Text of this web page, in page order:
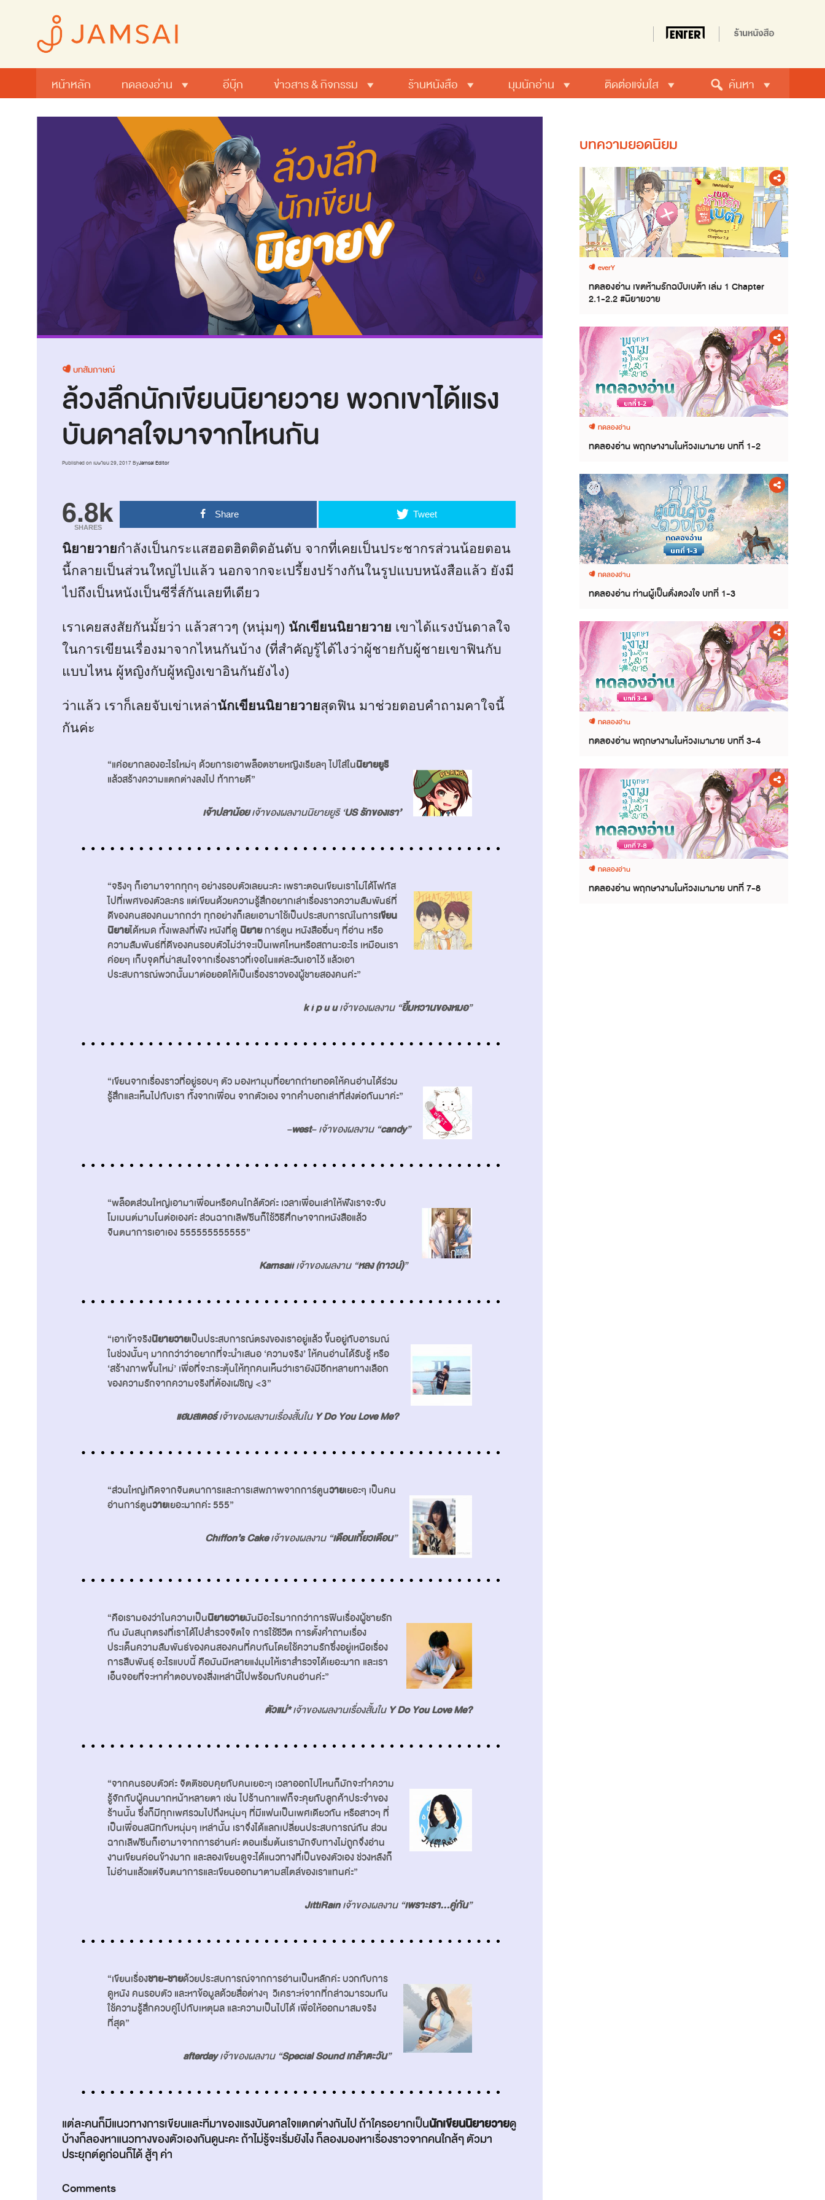
หน้าหลัก ทดลองอ่าน อีบุ๊ก ข่าวสาร & กิจกรรม ร้านหนังสือ มุมนักอ่าน ติดต่อแจ่มใส ค้นหา
บทสัมภาษณ์
ล้วงลึกนักเขียนนิยายวาย พวกเขาได้แรง
บันดาลใจมาจากไหนกัน
Published on เมษายน 29, 2017ByJamsai Editor
6.8k
SHARES
Share Tweet
นิยายวายกำลังเป็นกระแสฮอตฮิตติดอันดับ จากที่เคยเป็นประชากรส่วนน้อยตอน
นี้กลายเป็นส่วนใหญ่ไปแล้ว นอกจากจะเปรี้ยงปร้างกันในรูปแบบหนังสือแล้ว ยังมี
ไปถึงเป็นหนังเป็นซีรี่ส์กันเลยทีเดียว
เราเคยสงสัยกันมั้ยว่า แล้วสาวๆ (หนุ่มๆ) นักเขียนนิยายวาย เขาได้แรงบันดาลใจ
ในการเขียนเรื่องมาจากไหนกันบ้าง (ที่สำคัญรู้ได้ไงว่าผู้ชายกับผู้ชายเขาฟินกับ
แบบไหน ผู้หญิงกับผู้หญิงเขาอินกันยังไง)
ว่าแล้ว เราก็เลยจับเข่าเหล่านักเขียนนิยายวายสุดฟิน มาช่วยตอบคำถามคาใจนี้
กันค่ะ
“แค่อยากลองอะไรใหม่ๆ ด้วยการเอาพล็อตชายหญิงเรียลๆ ไปใส่ในนิยายยูริ
แล้วสร้างความแตกต่างลงไป ท้าทายดี”
เจ้าปลาน้อยเจ้าของผลงานนิยายยูริ ‘US รักของเรา’
“จริงๆ ก็เอามาจากทุกๆ อย่างรอบตัวเลยนะคะ เพราะตอนเขียนเราไม่ได้โฟกัส
ไปที่เพศของตัวละคร แต่เขียนด้วยความรู้สึกอยากเล่าเรื่องราวความสัมพันธ์ที่
ดีของคนสองคนมากกว่า ทุกอย่างก็เลยเอามาใช้เป็นประสบการณ์ในการเขียน
นิยายได้หมด ทั้งเพลงที่ฟัง หนังที่ดูนิยายการ์ตูน หนังสืออื่นๆ ที่อ่าน หรือ
ความสัมพันธ์ที่ดีของคนรอบตัวไม่ว่าจะเป็นเพศไหนหรือสถานะอะไร เหมือนเรา
ค่อยๆ เก็บจุดที่น่าสนใจจากเรื่องราวที่เจอในแต่ละวันเอาไว้ แล้วเอา
ประสบการณ์พวกนั้นมาต่อยอดให้เป็นเรื่องราวของผู้ชายสองคนค่ะ”
k i p u uเจ้าของผลงาน “ยิ้มหวานของหมอ”
“เขียนจากเรื่องราวที่อยู่รอบๆ ตัว มองหามุมที่อยากถ่ายทอดให้คนอ่านได้ร่วม
รู้สึกและเห็นไปกับเรา ทั้งจากเพื่อน จากตัวเอง จากคำบอกเล่าที่ส่งต่อกันมาค่ะ”
–west– เจ้าของผลงาน “candy”
“พล็อตส่วนใหญ่เอามาเพื่อนหรือคนใกล้ตัวค่ะ เวลาเพื่อนเล่าให้ฟังเราจะจับ
โมเมนต์มามโนต่อเองค่ะ ส่วนฉากเลิฟซีนก็ใช้วิธีศึกษาจากหนังสือแล้ว
จินตนาการเอาเอง 555555555555”
Karnsaiiเจ้าของผลงาน “หลง (กาวน์)”
“เอาเข้าจริงนิยายวายเป็นประสบการณ์ตรงของเราอยู่แล้ว ขึ้นอยู่กับอารมณ์
ในช่วงนั้นๆ มากกว่าว่าอยากที่จะนำเสนอ ‘ความจริง’ ให้คนอ่านได้รับรู้ หรือ
‘สร้างภาพขึ้นใหม่’ เพื่อที่จะกระตุ้นให้ทุกคนเห็นว่าเรายังมีอีกหลายทางเลือก
ของความรักจากความจริงที่ต้องเผชิญ <3”
แฮมสเตอร์เจ้าของผลงานเรื่องสั้นใน Y Do You Love Me?
“ส่วนใหญ่เกิดจากจินตนาการและการเสพภาพจากการ์ตูนวายเยอะๆ เป็นคน
อ่านการ์ตูนวายเยอะมากค่ะ 555”
Chiffon’s Cakeเจ้าของผลงาน “เดือนเกี้ยวเดือน”
“คือเรามองว่าในความเป็นนิยายวายมันมีอะไรมากกว่าการฟินเรื่องผู้ชายรัก
กัน มันสนุกตรงที่เราได้ไปสำรวจจิตใจ การใช้ชีวิต การตั้งคำถามเรื่อง
ประเด็นความสัมพันธ์ของคนสองคนที่คบกันโดยใช้ความรักซึ่งอยู่เหนือเรื่อง
การสืบพันธุ์ อะไรแบบนี้ คือมันมีหลายแง่มุมให้เราสำรวจได้เยอะมาก และเรา
เอ็นจอยที่จะหาคำตอบของสิ่งเหล่านี้ไปพร้อมกับคนอ่านค่ะ”
ตัวแม่*เจ้าของผลงานเรื่องสั้นใน Y Do You Love Me?
“จากคนรอบตัวค่ะ จิตติชอบคุยกับคนเยอะๆ เวลาออกไปไหนก็มักจะทำความ
รู้จักกับผู้คนมากหน้าหลายตา เช่น ไปร้านกาแฟก็จะคุยกับลูกค้าประจำของ
ร้านนั้น ซึ่งก็มีทุกเพศรวมไปถึงหนุ่มๆ ที่มีแฟนเป็นเพศเดียวกัน หรือสาวๆ ที่
เป็นเพื่อนสนิทกับหนุ่มๆ เหล่านั้น เราจึงได้แลกเปลี่ยนประสบการณ์กัน ส่วน
ฉากเลิฟซีนก็เอามาจากการอ่านค่ะ ตอนเริ่มต้นเรามักจับทางไม่ถูกจึงอ่าน
งานเขียนค่อนข้างมาก และลองเขียนดูจะได้แนวทางที่เป็นของตัวเอง ช่วงหลังก็
ไม่อ่านแล้วแต่จินตนาการและเขียนออกมาตามสไตล์ของเราแทนค่ะ”
JittiRainเจ้าของผลงาน “เพราะเรา…คู่กัน”
“เขียนเรื่องชาย-ชายด้วยประสบการณ์จากการอ่านเป็นหลักค่ะ บวกกับการ
ดูหนัง คนรอบตัว และหาข้อมูลด้วยสื่อต่างๆ วิเคราะห์จากที่กล่าวมารวมกัน
ใช้ความรู้สึกควบคู่ไปกับเหตุผล และความเป็นไปได้ เพื่อให้ออกมาสมจริง
ที่สุด”
afterdayเจ้าของผลงาน “Special Sound เกล้าตะวัน”
แต่ละคนก็มีแนวทางการเขียนและที่มาของแรงบันดาลใจแตกต่างกันไป ถ้าใครอยากเป็นนักเขียนนิยายวายดู
บ้างก็ลองหาแนวทางของตัวเองกันดูนะคะ ถ้าไม่รู้จะเริ่มยังไง ก็ลองมองหาเรื่องราวจากคนใกล้ๆ ตัวมา
ประยุกต์ดูก่อนก็ได้ สู้ๆ ค่า
Comments
บทความยอดนิยม
everY
ทดลองอ่าน เขตห้ามรักฉบับเบต้า เล่ม 1 Chapter
2.1-2.2 #นิยายวาย
ทดลองอ่าน
ทดลองอ่าน พฤกษางามในห้วงเมามาย บทที่ 1-2
ทดลองอ่าน
ทดลองอ่าน ท่านผู้เป็นดั่งดวงใจ บทที่ 1-3
ทดลองอ่าน
ทดลองอ่าน พฤกษางามในห้วงเมามาย บทที่ 3-4
ทดลองอ่าน
ทดลองอ่าน พฤกษางามในห้วงเมามาย บทที่ 7-8